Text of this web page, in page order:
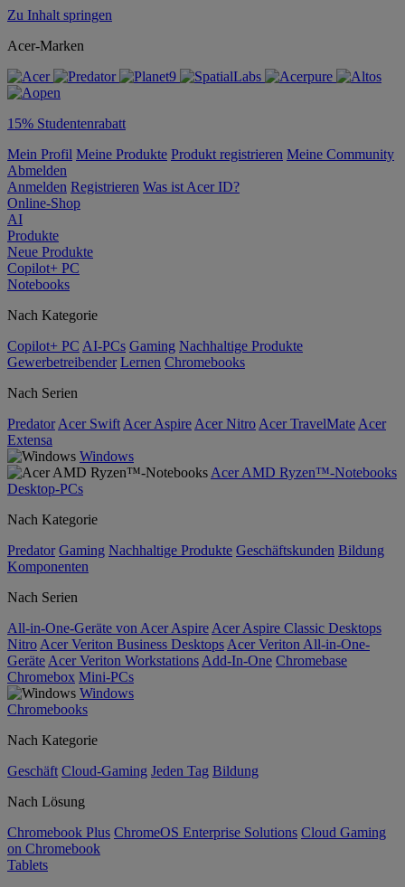
Zu Inhalt springen
Acer-Marken
15% Studentenrabatt
Mein Profil Meine Produkte Produkt registrieren Meine Community
Abmelden
Anmelden Registrieren Was ist Acer ID?
Online-Shop
AI
Produkte
Neue Produkte
Copilot+ PC
Notebooks
Nach Kategorie
Copilot+ PC AI-PCs Gaming Nachhaltige Produkte
Gewerbetreibender Lernen Chromebooks
Nach Serien
Predator Acer Swift Acer Aspire Acer Nitro Acer TravelMate Acer
Extensa
Windows
Acer AMD Ryzen™-Notebooks
Desktop-PCs
Nach Kategorie
Predator Gaming Nachhaltige Produkte Geschäftskunden Bildung
Komponenten
Nach Serien
All-in-One-Geräte von Acer Aspire Acer Aspire Classic Desktops
Nitro Acer Veriton Business Desktops Acer Veriton All-in-One-
Geräte Acer Veriton Workstations Add-In-One Chromebase
Chromebox Mini-PCs
Windows
Chromebooks
Nach Kategorie
Geschäft Cloud-Gaming Jeden Tag Bildung
Nach Lösung
Chromebook Plus ChromeOS Enterprise Solutions Cloud Gaming
on Chromebook
Tablets